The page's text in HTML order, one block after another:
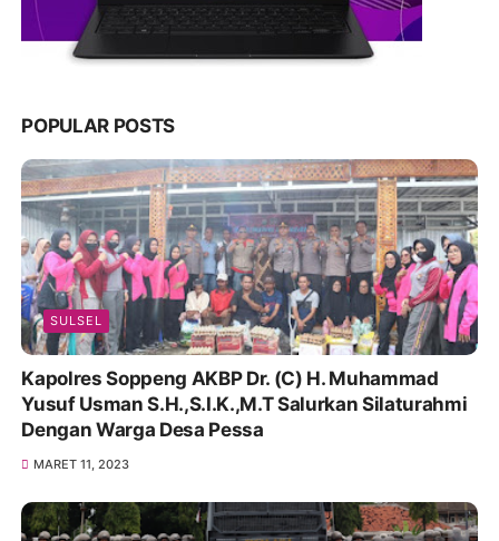
POPULAR POSTS
SULSEL
Kapolres Soppeng AKBP Dr. (C) H. Muhammad
Yusuf Usman S.H.,S.I.K.,M.T Salurkan Silaturahmi
Dengan Warga Desa Pessa
MARET 11, 2023